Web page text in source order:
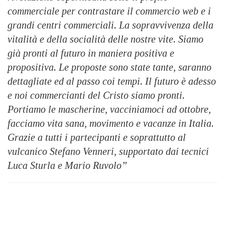
commerciale per contrastare il commercio web e i
grandi centri commerciali. La sopravvivenza della
vitalità e della socialità delle nostre vite. Siamo
già pronti al futuro in maniera positiva e
propositiva. Le proposte sono state tante, saranno
dettagliate ed al passo coi tempi. Il futuro è adesso
e noi commercianti del Cristo siamo pronti.
Portiamo le mascherine, vacciniamoci ad ottobre,
facciamo vita sana, movimento e vacanze in Italia.
Grazie a tutti i partecipanti e soprattutto al
vulcanico Stefano Venneri, supportato dai tecnici
Luca Sturla e Mario Ruvolo”